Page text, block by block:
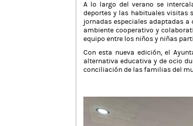
A lo largo del verano se
deportes y las habituales visitas
jornadas especiales adaptadas a
ambiente cooperativo y
equipo entre los niños y niñas
Con esta nueva edición, el
alternativa educativa y de ocio
conciliación de las familias del